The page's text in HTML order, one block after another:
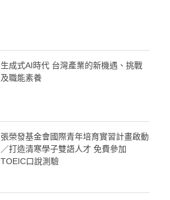
生成式AI時代 台灣產業的新機遇、挑戰
及職能素養
張榮發基金會國際青年培育實習計畫啟動
／打造清寒學子雙語人才 免費參加
TOEIC口說測驗